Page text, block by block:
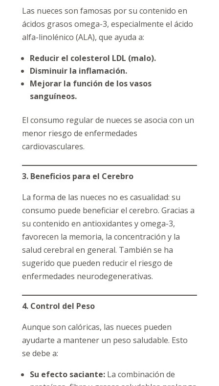
Las nueces son famosas por su contenido en
ácidos grasos omega-3, especialmente el ácido
alfa-linolénico (ALA), que ayuda a:
Reducir el colesterol LDL (malo).
Disminuir la inflamación.
Mejorar la función de los vasos
sanguíneos.
El consumo regular de nueces se asocia con un
menor riesgo de enfermedades
cardiovasculares.
3. Beneficios para el Cerebro
La forma de las nueces no es casualidad: su
consumo puede beneficiar el cerebro. Gracias a
su contenido en antioxidantes y omega-3,
favorecen la memoria, la concentración y la
salud cerebral en general. También se ha
sugerido que pueden reducir el riesgo de
enfermedades neurodegenerativas.
4. Control del Peso
Aunque son calóricas, las nueces pueden
ayudarte a mantener un peso saludable. Esto
se debe a:
Su efecto saciante:La combinación de